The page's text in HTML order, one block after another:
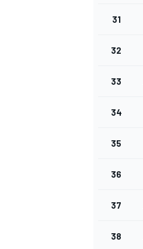
31
32
33
34
35
36
37
38